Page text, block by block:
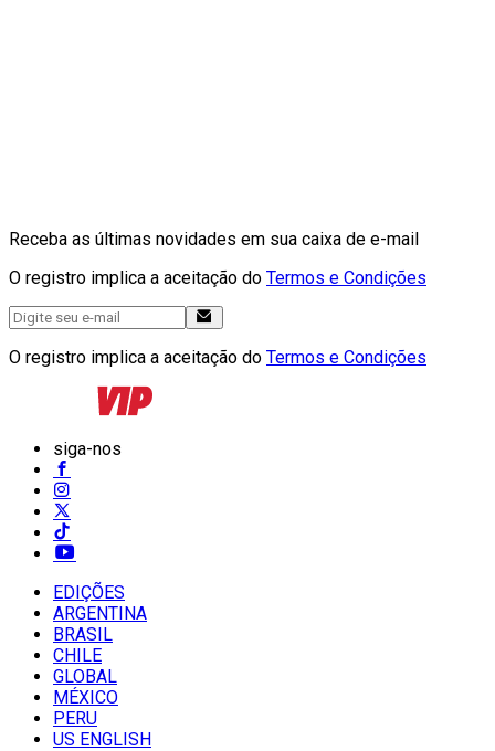
Receba as últimas novidades em sua caixa de e-mail
O registro implica a aceitação do Termos e Condições
O registro implica a aceitação do Termos e Condições
siga-nos
EDIÇÕES
ARGENTINA
BRASIL
CHILE
GLOBAL
MÉXICO
PERU
US ENGLISH